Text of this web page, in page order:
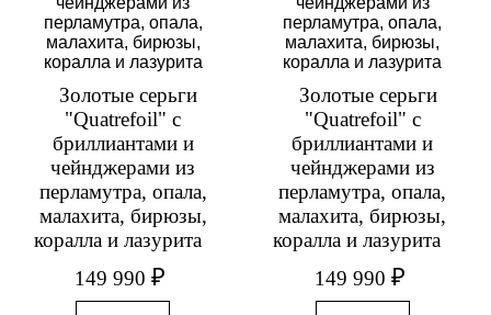
Золотые серьги
"Quatrefoil" с
бриллиантами и
чейнджерами из
перламутра, опала,
малахита, бирюзы,
коралла и лазурита
149 990₽
Золотые серьги
"Quatrefoil" с
бриллиантами и
чейнджерами из
перламутра, опала,
малахита, бирюзы,
коралла и лазурита
149 990 ₽